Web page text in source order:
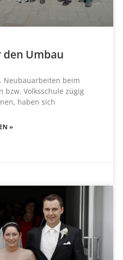
den Umbau
Neubauarbeiten beim
bzw. Volksschule zügig
haben sich
»